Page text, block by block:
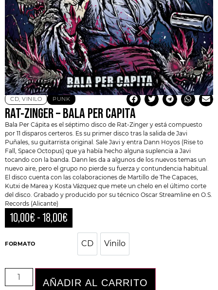
CD, VINILO PUNK
RAT-ZINGER – BALA PER CAPITA
Bala Per Cápita es el séptimo disco de Rat-Zinger y está compuesto
por 11 disparos certeros. Es su primer disco tras la salida de Javi
Puñales, su guitarrista original. Sale Javi y entra Dann Hoyos (Rise to
Fall, Space Octopus) que ya había hecho alguna suplencia a Javi
tocando con la banda. Dann les da a algunos de los nuevos temas un
nuevo aire, pero el grupo no pierde su fuerza y contundencia habitual.
El disco cuenta con las colaboraciones de Martillo de The Capaces
Kutxi de Marea y Kosta Vázquez que mete un chelo en el último corte
del disco. Grabado y producido por su técnico Oscar Streamline en O.S.
Records (Alicante)
10,00€ -18,00€
FORMATO CD Vinilo
AÑADIR AL CARRITO